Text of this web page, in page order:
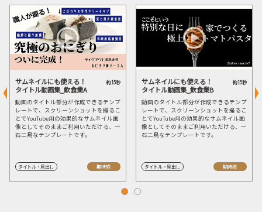
サムネイルにも使える！
タイトル動画集_飲食業A
約15秒
動画のタイトル部分が作成できるテンプ
レートで、スクリーンショットを撮るこ
とでYouTube用の効果的なサムネイル画
像としてそのままご利用いただける、一
石二鳥なテンプレートです。
タイトル・見出し 期待感
サムネイルにも使える！
タイトル動画集_飲食業B
約15秒
動画のタイトル部分が作成できるテンプ
レートで、スクリーンショットを撮るこ
とでYouTube用の効果的なサムネイル画
像としてそのままご利用いただける、一
石二鳥なテンプレートです。
タイトル・見出し 期待感